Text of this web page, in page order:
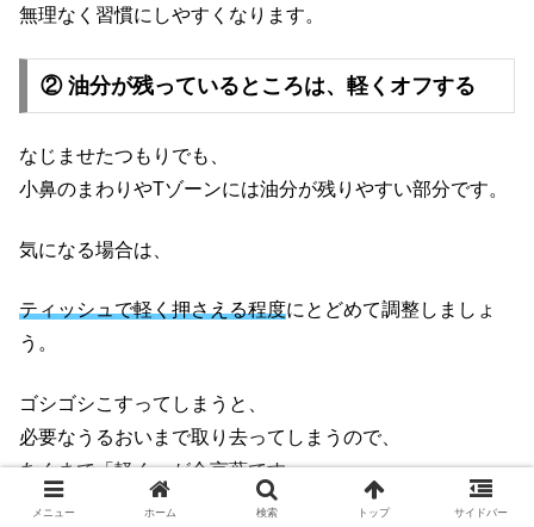
無理なく習慣にしやすくなります。
② 油分が残っているところは、軽くオフする
なじませたつもりでも、
小鼻のまわりやTゾーンには油分が残りやすい部分です。
気になる場合は、
ティッシュで軽く押さえる程度にとどめて調整しましょ
う。
ゴシゴシこすってしまうと、
必要なうるおいまで取り去ってしまうので、
あくまで「軽く」が合言葉です。
メニュー ホーム 検索 トップ サイドバー